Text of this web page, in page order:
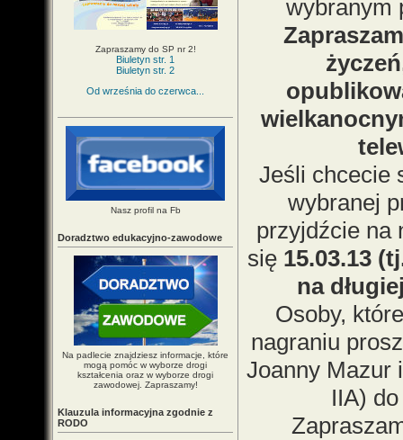
Zapraszamy do SP nr 2!
Biuletyn str. 1
Biuletyn str. 2
Od września do czerwca...
Nasz profil na Fb
Doradztwo edukacyjno-zawodowe
Na padlecie znajdziesz informacje, które
mogą pomóc w wyborze drogi
kształcenia oraz w wyborze drogi
zawodowej. Zapraszamy!
Klauzula informacyjna zgodnie z
RODO
wybranym
Jeśli chcecie
wybranej
przyjdźcie na
się 15.03.13
na
Osoby,
nagraniu
Joanny Mazur
IIA)